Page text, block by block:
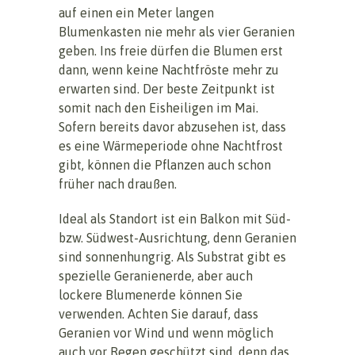
auf einen ein Meter langen
Blumenkasten nie mehr als vier Geranien
geben. Ins freie dürfen die Blumen erst
dann, wenn keine Nachtfröste mehr zu
erwarten sind. Der beste Zeitpunkt ist
somit nach den Eisheiligen im Mai.
Sofern bereits davor abzusehen ist, dass
es eine Wärmeperiode ohne Nachtfrost
gibt, können die Pflanzen auch schon
früher nach draußen.
Ideal als Standort ist ein Balkon mit Süd-
bzw. Südwest-Ausrichtung, denn Geranien
sind sonnenhungrig. Als Substrat gibt es
spezielle Geranienerde, aber auch
lockere Blumenerde können Sie
verwenden. Achten Sie darauf, dass
Geranien vor Wind und wenn möglich
auch vor Regen geschützt sind, denn das